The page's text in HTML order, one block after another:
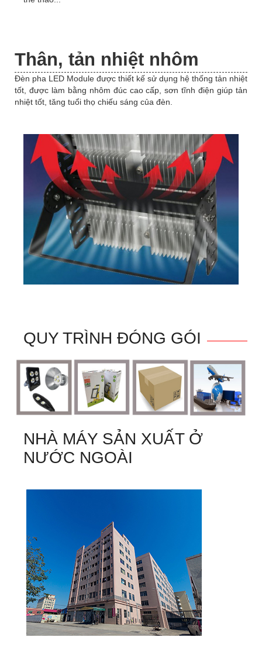
Thân, tản nhiệt nhôm
Đèn pha LED Module được thiết kế sử dụng hệ thống tản nhiệt
tốt, được làm bằng nhôm đúc cao cấp, sơn tĩnh điện giúp tản
nhiệt tốt, tăng tuổi thọ chiếu sáng của đèn.
QUY TRÌNH ĐÓNG GÓI
NHÀ MÁY SẢN XUẤT Ở
NƯỚC NGOÀI